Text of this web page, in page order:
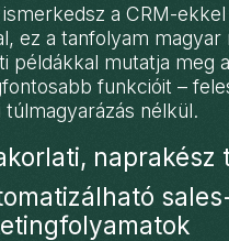
a CRM-
ez a tanfolyam magyar
példákkal mutatja meg
funkcióit –
túlmagyarázás nélkül.
naprakész